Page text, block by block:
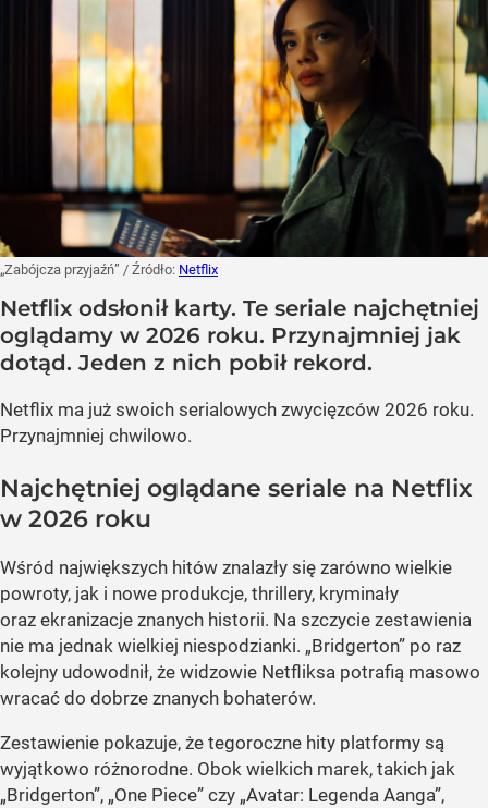
„Zabójcza przyjaźń” / Źródło: Netflix
Netflix odsłonił karty. Te seriale najchętniej
oglądamy w 2026 roku. Przynajmniej jak
dotąd. Jeden z nich pobił rekord.
Netflix ma już swoich serialowych zwycięzców 2026 roku.
Przynajmniej chwilowo.
Najchętniej oglądane seriale na Netflix
w 2026 roku
Wśród największych hitów znalazły się zarówno wielkie
powroty, jak i nowe produkcje, thrillery, kryminały
oraz ekranizacje znanych historii. Na szczycie zestawienia
nie ma jednak wielkiej niespodzianki. „Bridgerton” po raz
kolejny udowodnił, że widzowie Netfliksa potrafią masowo
wracać do dobrze znanych bohaterów.
Zestawienie pokazuje, że tegoroczne hity platformy są
wyjątkowo różnorodne. Obok wielkich marek, takich jak
„Bridgerton”, „One Piece” czy „Avatar: Legenda Aanga”,